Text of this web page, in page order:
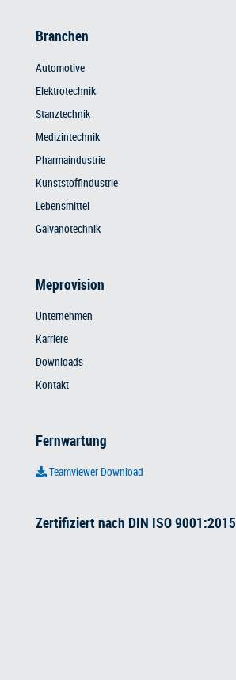
Branchen
Automotive
Elektrotechnik
Stanztechnik
Medizintechnik
Pharmaindustrie
Kunststoffindustrie
Lebensmittel
Galvanotechnik
Meprovision
Unternehmen
Karriere
Downloads
Kontakt
Fernwartung
Teamviewer Download
Zertifiziert nach DIN ISO 9001:2015